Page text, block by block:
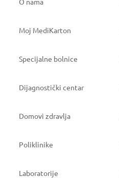
Moj MediKarton
Specijalne bolnice
Dijagnostički centar
Domovi zdravlja
Poliklinike
Laboratorije